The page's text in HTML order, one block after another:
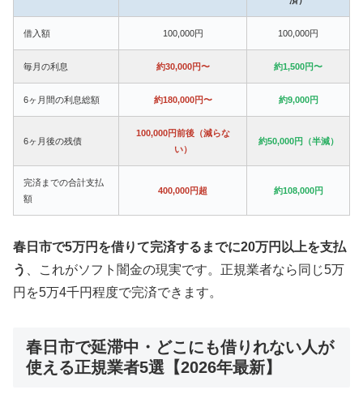
借入額 100,000円 100,000円
毎月の利息 約30,000円〜 約1,500円〜
6ヶ月間の利息総額 約180,000円〜 約9,000円
6ヶ月後の残債
100,000円前後（減らな
い）
約50,000円（半減）
完済までの合計支払
額
400,000円超 約108,000円
春日市で5万円を借りて完済するまでに20万円以上を支払
う
、これがソフト闇金の現実です。正規業者なら同じ5万
円を5万4千円程度で完済できます。
春日市で延滞中・どこにも借りれない人が
使える正規業者5選【2026年最新】